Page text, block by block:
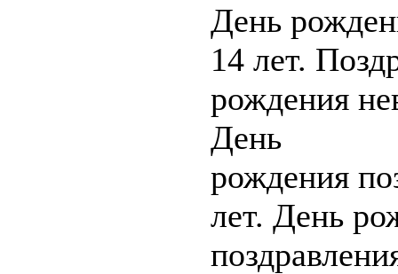
День
14 лет.
рождения
День
рождения
лет. День